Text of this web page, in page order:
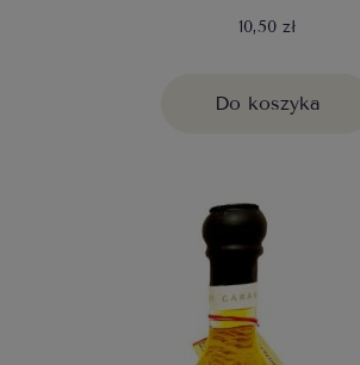
10,50 zł
Do koszyka